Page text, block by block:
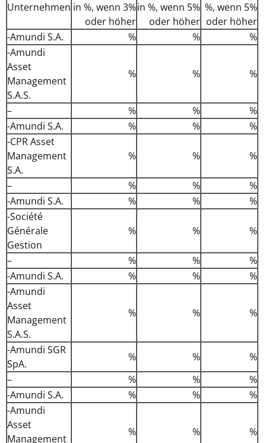
Unternehmen in %, wenn 3%
oder höher
in %, wenn 5%
oder höher
%, wenn 5%
oder höher
-Amundi S.A.
% %
%
-Amundi
Asset
Management
S.A.S.
% % %
– % %
%
-Amundi S.A.
% %
%
-CPR Asset
Management
S.A.
% % %
– % %
%
-Amundi S.A.
% %
%
-Société
Générale
Gestion
% % %
– % %
%
-Amundi S.A.
% %
%
-Amundi
Asset
Management
S.A.S.
% % %
-Amundi SGR
SpA.
% %
%
–
% %
%
-Amundi S.A.
% %
%
-Amundi
Asset
Management
% % %